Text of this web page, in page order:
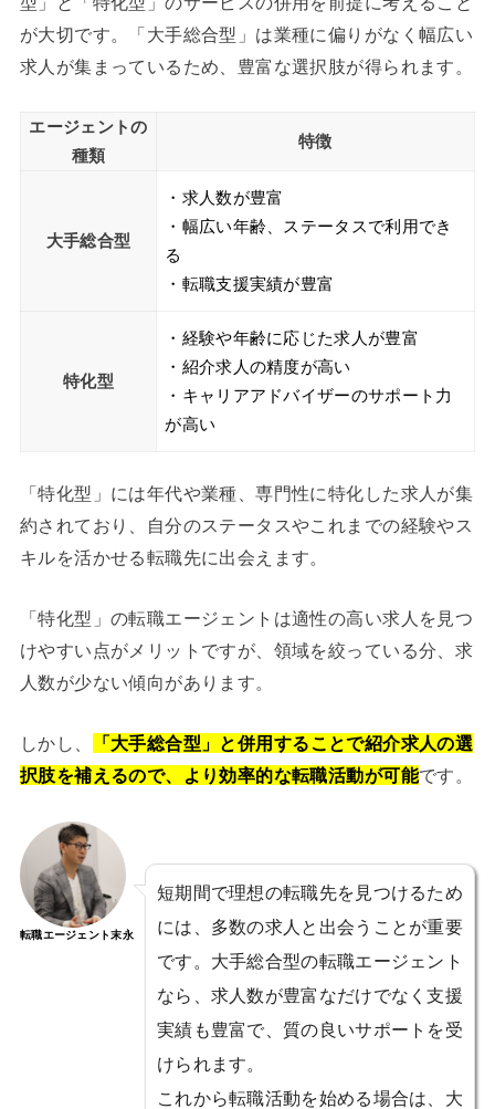
が大切です。「大手総合型」は業種に偏りがなく幅広い
求人が集まっているため、豊富な選択肢が得られます。
エージェントの
種類
特徴
大手総合型
・求人数が豊富
・幅広い年齢、ステータスで利用でき
る
・転職支援実績が豊富
特化型
・経験や年齢に応じた求人が豊富
・紹介求人の精度が高い
・キャリアアドバイザーのサポート力
が高い
「特化型」には年代や業種、専門性に特化した求人が集
約されており、自分のステータスやこれまでの経験やス
キルを活かせる転職先に出会えます。
「特化型」の転職エージェントは適性の高い求人を見つ
けやすい点がメリットですが、領域を絞っている分、求
人数が少ない傾向があります。
しかし、
「大手総合型」と併用することで紹介求人の選
択肢を補えるので、より効率的な転職活動が可能です。
転職エージェント末永
短期間で理想の転職先を見つけるため
には、多数の求人と出会うことが重要
です。大手総合型の転職エージェント
なら、求人数が豊富なだけでなく支援
実績も豊富で、質の良いサポートを受
けられます。
これから転職活動を始める場合は、大